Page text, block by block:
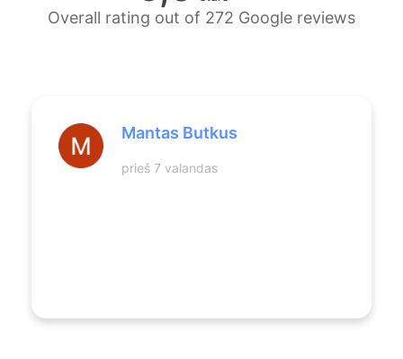
Overall rating out of 272 Google reviews
Mantas Butkus
prieš 7 valandas